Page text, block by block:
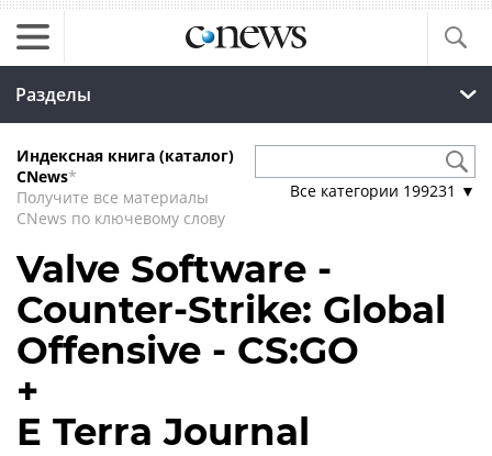
Разделы
Индексная книга (каталог)
CNews*
Получите все материалы
CNews по ключевому слову
Все категории 199231 ▼
Valve Software -
Counter-Strike: Global
Offensive - CS:GO
+
E Terra Journal